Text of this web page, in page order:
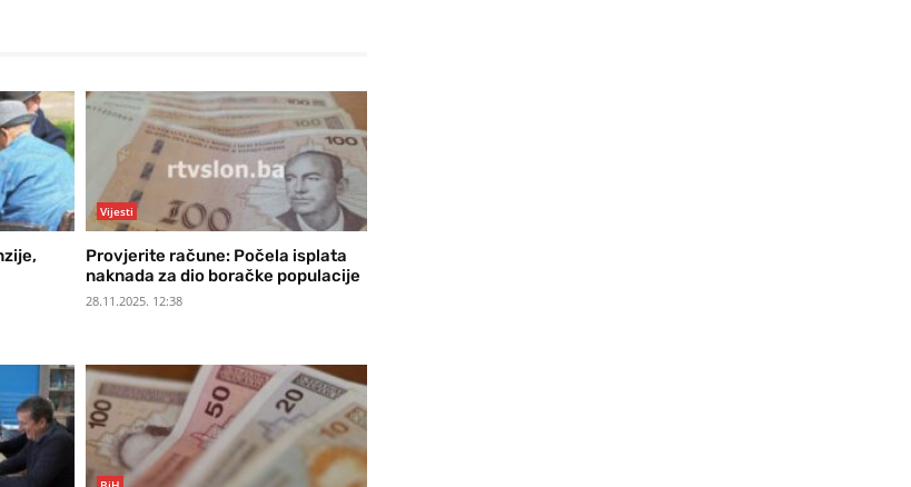
Vijesti
Provjerite račune: Počela isplata
naknada za dio boračke populacije
28.11.2025. 12:38